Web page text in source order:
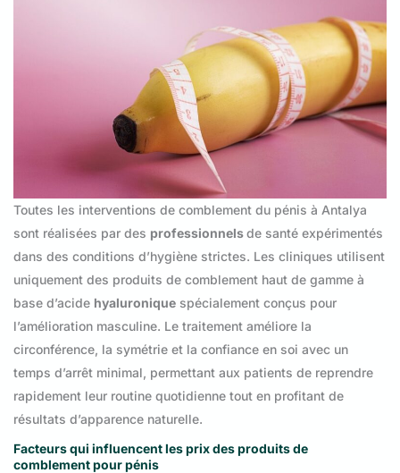
Toutes les interventions de comblement du pénis à Antalya
sont réalisées par des professionnelsde santé expérimentés
dans des conditions d’hygiène strictes. Les cliniques utilisent
uniquement des produits de comblement haut de gamme à
base d’acide hyaluronique spécialement conçus pour
l’amélioration masculine. Le traitement améliore la
circonférence, la symétrie et la confiance en soi avec un
temps d’arrêt minimal, permettant aux patients de reprendre
rapidement leur routine quotidienne tout en profitant de
résultats d’apparence naturelle.
Facteurs qui influencent les prix des produits de
comblement pour pénis